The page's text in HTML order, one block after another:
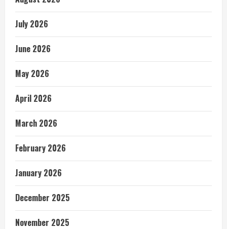
July 2026
June 2026
May 2026
April 2026
March 2026
February 2026
January 2026
December 2025
November 2025